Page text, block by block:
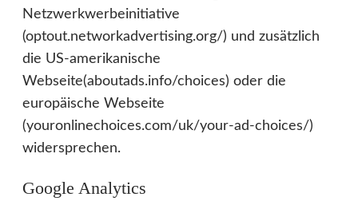
Netzwerkwerbeinitiative
(optout.networkadvertising.org/) und zusätzlich
die US-amerikanische
Webseite(aboutads.info/choices) oder die
europäische Webseite
(youronlinechoices.com/uk/your-ad-choices/)
widersprechen.
Google Analytics